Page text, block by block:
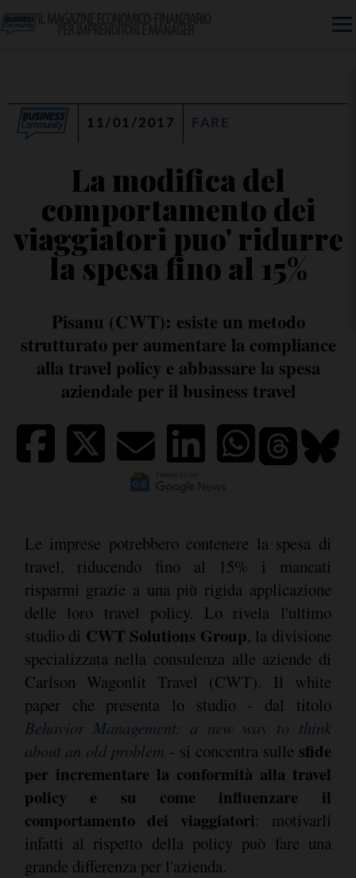
11/01/2017 FARE
La modifica del
comportamento dei
viaggiatori puo' ridurre
la spesa fino al 15%
Pisanu (CWT): esiste un metodo
strutturato per aumentare la compliance
alla travel policy e abbassare la spesa
aziendale per il business travel
Le imprese potrebbero contenere la spesa di
travel, riducendo fino al 15% i mancati
risparmi grazie a una più rigida applicazione
delle loro travel policy. Lo rivela l'ultimo
studio di CWT Solutions Group, la divisione
specializzata nella consulenza alle aziende di
Carlson Wagonlit Travel (CWT). Il white
paper che presenta lo studio - dal titolo
Behavior Management: a new way to think
about an old problem - si concentra sulle sfide
per incrementare la conformità alla travel
policy e su come influenzare il
comportamento dei viaggiatori: motivarli
infatti al rispetto della policy può fare una
grande differenza per l'azienda.